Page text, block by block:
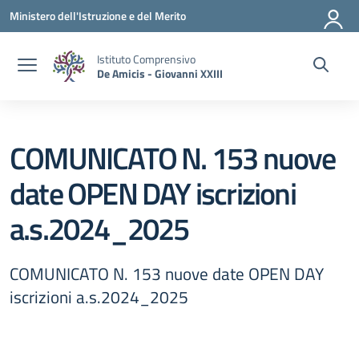
Vai ai contenuti
Vai al menu di navigazione
Vai al footer
Ministero dell'Istruzione e del Merito
Istituto Comprensivo
De Amicis - Giovanni XXIII
COMUNICATO N. 153 nuove
date OPEN DAY iscrizioni
a.s.2024_2025
COMUNICATO N. 153 nuove date OPEN DAY
iscrizioni a.s.2024_2025